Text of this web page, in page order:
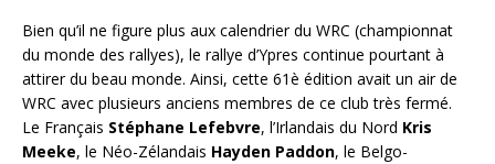
Bien qu’il ne figure plus aux calendrier du WRC (championnat
du monde des rallyes), le rallye d’Ypres continue pourtant à
attirer du beau monde. Ainsi, cette 61è édition avait un air de
WRC avec plusieurs anciens membres de ce club très fermé.
Le Français Stéphane Lefebvre, l’Irlandais du Nord Kris
Meeke, le Néo-Zélandais Hayden Paddon, le Belgo-